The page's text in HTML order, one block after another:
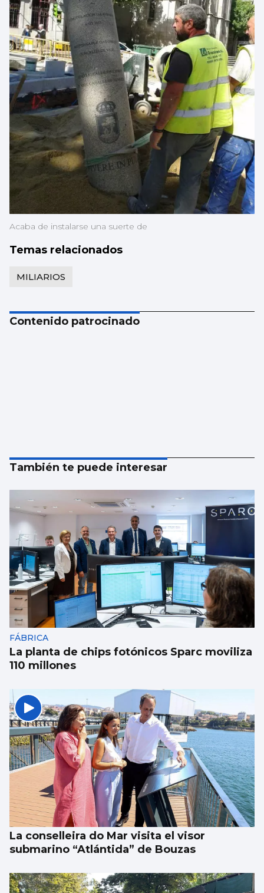
Acaba de instalarse una suerte de
Temas relacionados
MILIARIOS
Contenido patrocinado
También te puede interesar
FÁBRICA
La planta de chips fotónicos Sparc moviliza
110 millones
La conselleira do Mar visita el visor
submarino “Atlántida” de Bouzas